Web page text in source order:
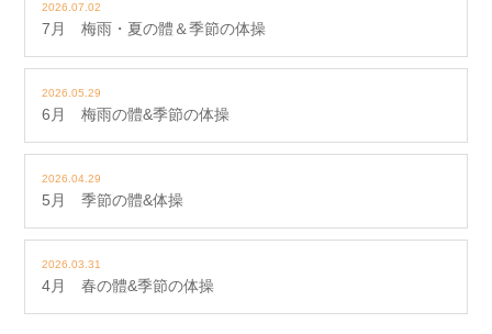
2026.07.02
7月 梅雨・夏の體＆季節の体操
2026.05.29
6月 梅雨の體&季節の体操
2026.04.29
5月 季節の體&体操
2026.03.31
4月 春の體&季節の体操